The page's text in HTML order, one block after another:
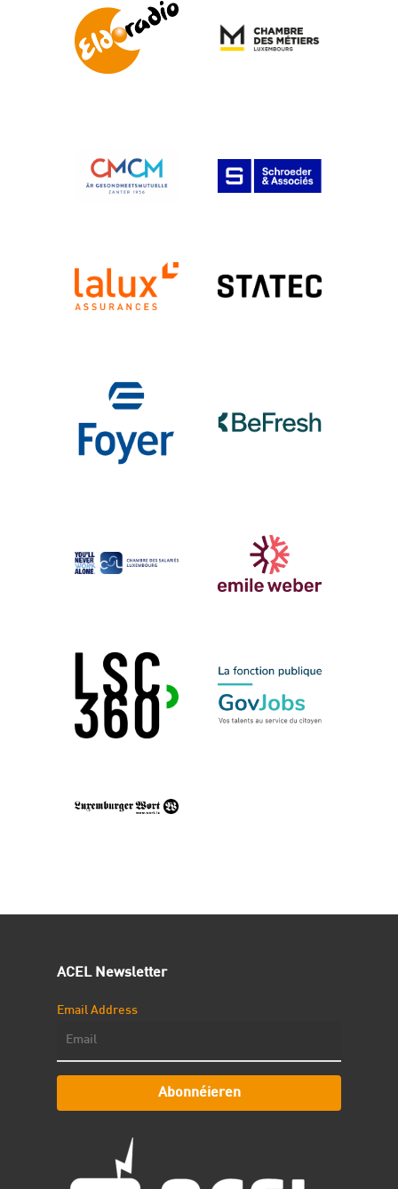
ACEL Newsletter
Email Address
Abonnéieren